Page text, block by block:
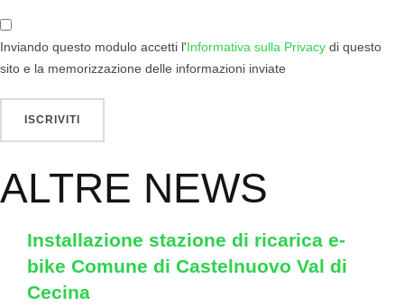
Inviando questo modulo accetti l' Informativa sulla Privacy di questo
sito e la memorizzazione delle informazioni inviate
ALTRE NEWS
Installazione stazione di ricarica e-
bike Comune di Castelnuovo Val di
Cecina